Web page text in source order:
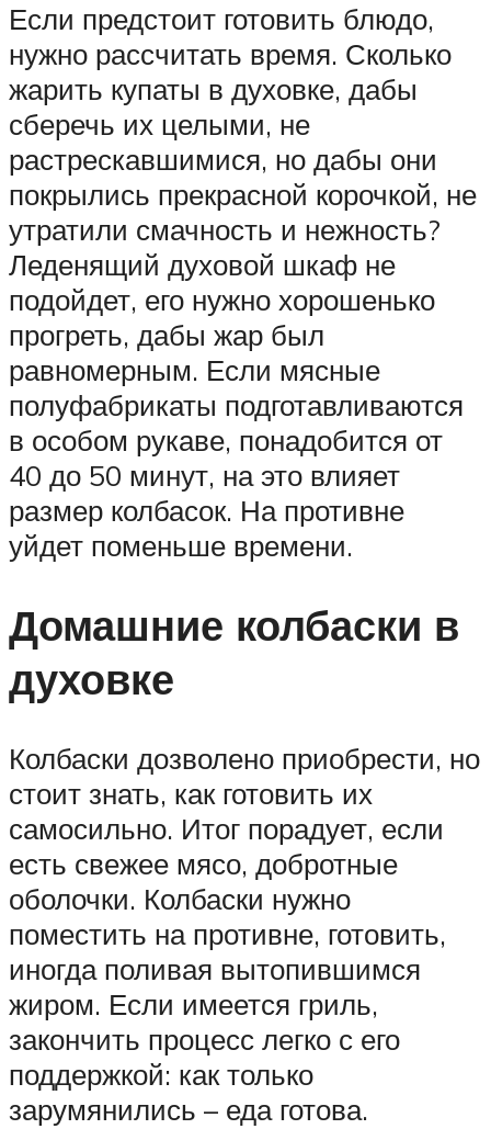
Если предстоит готовить блюдо,
нужно рассчитать время. Сколько
жарить купаты в духовке, дабы
сберечь их целыми, не
растрескавшимися, но дабы они
покрылись прекрасной корочкой, не
утратили смачность и нежность?
Леденящий духовой шкаф не
подойдет, его нужно хорошенько
прогреть, дабы жар был
равномерным. Если мясные
полуфабрикаты подготавливаются
в особом рукаве, понадобится от
40 до 50 минут, на это влияет
размер колбасок. На противне
уйдет поменьше времени.
Домашние колбаски в
духовке
Колбаски дозволено приобрести, но
стоит знать, как готовить их
самосильно. Итог порадует, если
есть свежее мясо, добротные
оболочки. Колбаски нужно
поместить на противне, готовить,
иногда поливая вытопившимся
жиром. Если имеется гриль,
закончить процесс легко с его
поддержкой: как только
зарумянились – еда готова.